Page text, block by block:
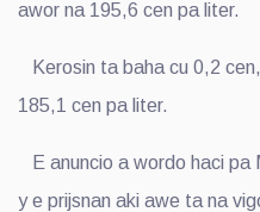
awor na 195,6 cen pa liter.
Kerosin ta baha cu 0,2
185,1 cen pa liter.
E anuncio a wordo haci pa
y e prijsnan aki awe ta na